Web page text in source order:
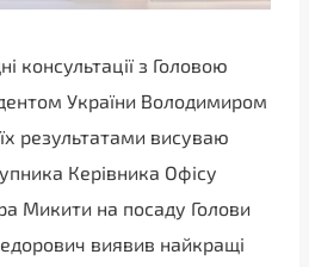
консультації з Головою
України Володимиром
результатами висуваю
Керівника Офісу
Микити на посаду Голови
виявив найкращі